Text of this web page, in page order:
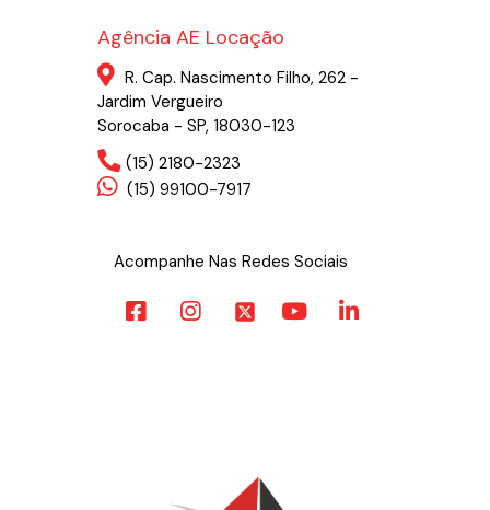
Agência AE Locação
R. Cap. Nascimento Filho, 262 -
Jardim Vergueiro
Sorocaba - SP, 18030-123
(15) 2180-2323
(15) 99100-7917
Acompanhe Nas Redes Sociais